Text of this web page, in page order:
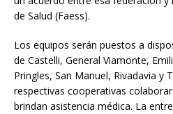
de Salud (Faess).
Los equipos serán puestos a
de Castelli, General Viamonte,
Pringles, San Manuel, Rivadavia y
respectivas cooperativas
brindan asistencia médica. La